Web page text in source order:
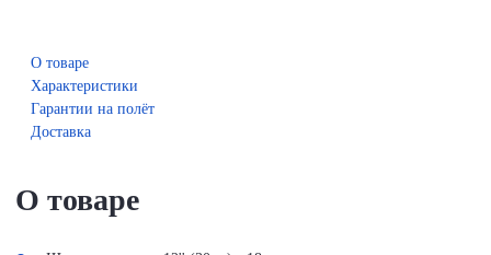
О товаре
Характеристики
Гарантии на полёт
Доставка
О товаре